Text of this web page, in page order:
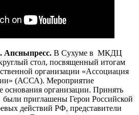
Апсныпресс. В Сухуме в МКДЦ
стол, посвященный итогам
организации «Ассоциация
(АССА). Мероприятие
основания организации. Принять
были приглашены Герои Российской
действий РФ, представители